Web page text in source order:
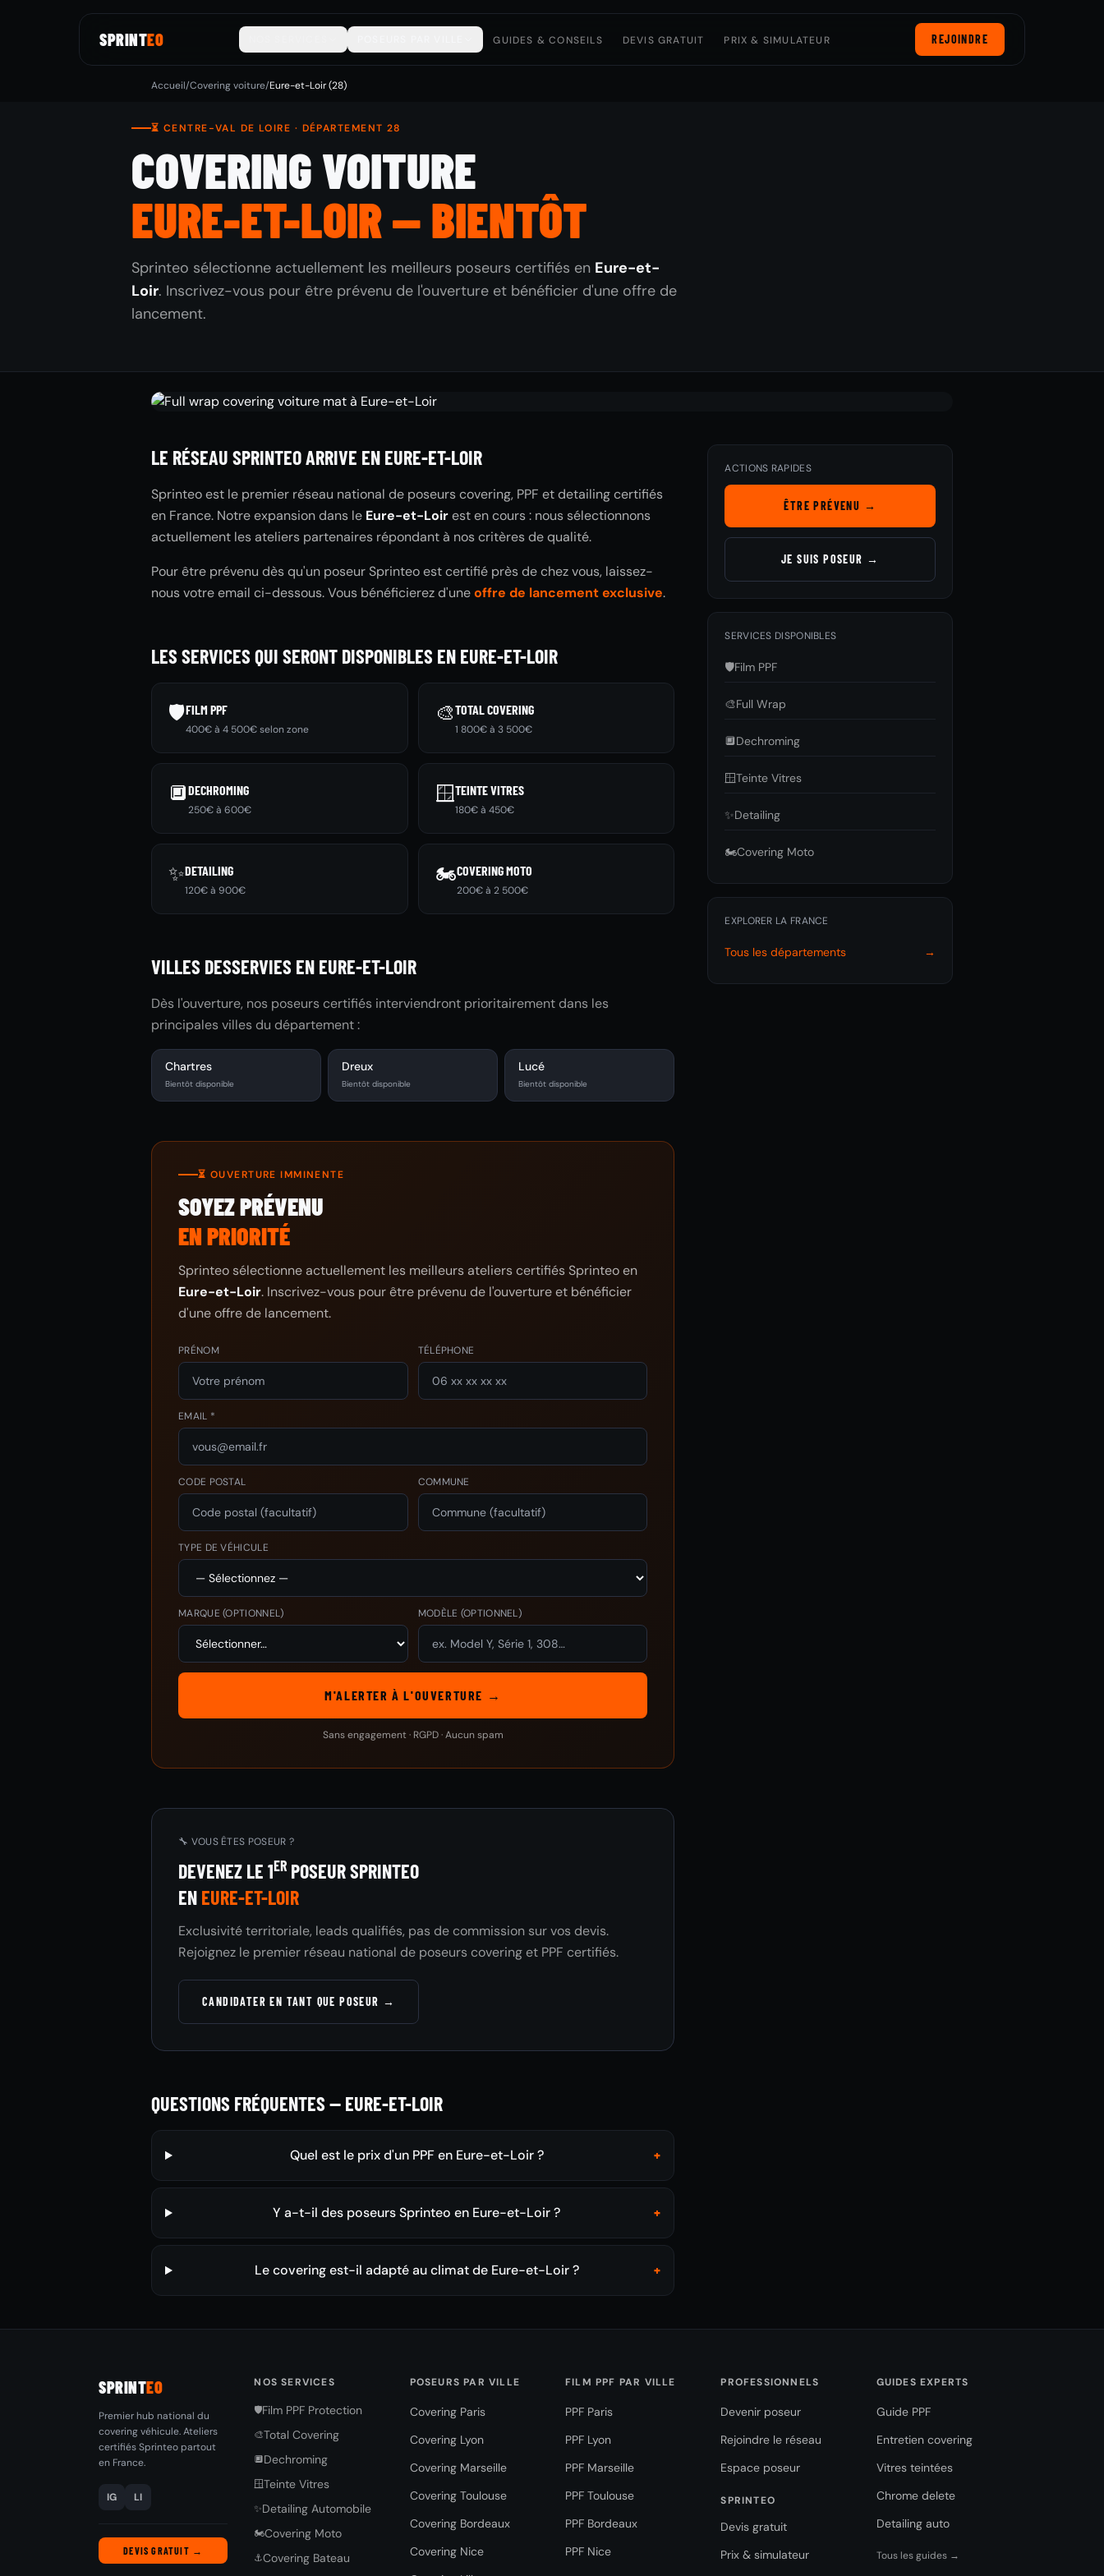
SPRINTEO GUIDES & CONSEILS DEVIS GRATUIT PRIX & SIMULATEUR REJOINDRE
Accueil/Covering voiture/Eure-et-Loir (28)
⏳ CENTRE-VAL DE LOIRE · DÉPARTEMENT 28
COVERING VOITURE
EURE-ET-LOIR — BIENTÔT
Sprinteo sélectionne actuellement les meilleurs poseurs certifiés en Eure-et-
Loir. Inscrivez-vous pour être prévenu de l'ouverture et bénéficier d'une offre de
lancement.
LE RÉSEAU SPRINTEO ARRIVE EN EURE-ET-LOIR
Sprinteo est le premier réseau national de poseurs covering, PPF et detailing certifiés
en France. Notre expansion dans le Eure-et-Loirest en cours : nous sélectionnons
actuellement les ateliers partenaires répondant à nos critères de qualité.
Pour être prévenu dès qu'un poseur Sprinteo est certifié près de chez vous, laissez-
nous votre email ci-dessous. Vous bénéficierez d'uneoffre de lancement exclusive.
LES SERVICES QUI SERONT DISPONIBLES EN EURE-ET-LOIR
🛡️FILM PPF
400€ à 4 500€ selon zone
🎨TOTAL COVERING
1 800€ à 3 500€
🔲DECHROMING
250€ à 600€
🪟TEINTE VITRES
180€ à 450€
✨DETAILING
120€ à 900€
🏍️COVERING MOTO
200€ à 2 500€
VILLES DESSERVIES EN EURE-ET-LOIR
Dès l'ouverture, nos poseurs certifiés interviendront prioritairement dans les
principales villes du département :
Chartres
Bientôt disponible
Dreux
Bientôt disponible
Lucé
Bientôt disponible
⏳ OUVERTURE IMMINENTE
SOYEZ PRÉVENU
EN PRIORITÉ
Sprinteo sélectionne actuellement les meilleurs ateliers certifiés Sprinteo en
Eure-et-Loir. Inscrivez-vous pour être prévenu de l'ouverture et bénéficier
d'une offre de lancement.
PRÉNOM TÉLÉPHONE
EMAIL *
CODE POSTAL COMMUNE
TYPE DE VÉHICULE
MARQUE(OPTIONNEL) MODÈLE (OPTIONNEL)
M'ALERTER À L'OUVERTURE →
Sans engagement · RGPD · Aucun spam
🔧 VOUS ÊTES POSEUR ?
DEVENEZ LE 1ER POSEUR SPRINTEO
EN EURE-ET-LOIR
Exclusivité territoriale, leads qualifiés, pas de commission sur vos devis.
Rejoignez le premier réseau national de poseurs covering et PPF certifiés.
CANDIDATER EN TANT QUE POSEUR →
QUESTIONS FRÉQUENTES — EURE-ET-LOIR
Quel est le prix d'un PPF en Eure-et-Loir ? +
Y a-t-il des poseurs Sprinteo en Eure-et-Loir ? +
Le covering est-il adapté au climat de Eure-et-Loir ? +
ACTIONS RAPIDES
ÊTRE PRÉVENU →
JE SUIS POSEUR →
SERVICES DISPONIBLES
🛡️Film PPF
🎨Full Wrap
🔲Dechroming
🪟Teinte Vitres
✨Detailing
🏍️Covering Moto
EXPLORER LA FRANCE
Tous les départements →
SPRINTEO
Premier hub national du
covering véhicule. Ateliers
certifiés Sprinteo partout
en France.
IG LI
DEVIS GRATUIT →
NOS SERVICES
🛡️Film PPF Protection
🎨Total Covering
🔲Dechroming
🪟Teinte Vitres
✨Detailing Automobile
🏍️Covering Moto
⚓Covering Bateau
POSEURS PAR VILLE
Covering Paris
Covering Lyon
Covering Marseille
Covering Toulouse
Covering Bordeaux
Covering Nice
FILM PPF PAR VILLE
PPF Paris
PPF Lyon
PPF Marseille
PPF Toulouse
PPF Bordeaux
PPF Nice
PROFESSIONNELS
Devenir poseur
Rejoindre le réseau
Espace poseur
SPRINTEO
Devis gratuit
Prix & simulateur
GUIDES EXPERTS
Guide PPF
Entretien covering
Vitres teintées
Chrome delete
Detailing auto
Tous les guides →